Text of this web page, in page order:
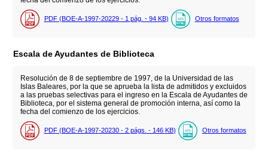
PDF (BOE-A-1997-20229 - 1 pág. - 94 KB) Otros formatos
Escala de Ayudantes de Biblioteca
Resolución de 8 de septiembre de 1997, de la Universidad de las
Islas Baleares, por la que se aprueba la lista de admitidos y excluidos
a las pruebas selectivas para el ingreso en la Escala de Ayudantes de
Biblioteca, por el sistema general de promoción interna, así como la
fecha del comienzo de los ejercicios.
PDF (BOE-A-1997-20230 - 2 págs. - 146 KB) Otros formatos